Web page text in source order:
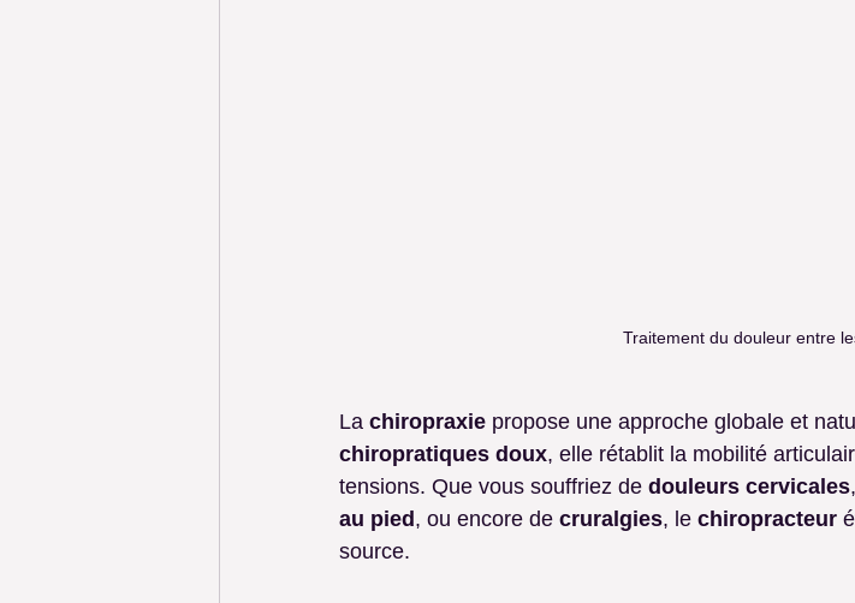
Traitement du douleur entre
La chiropraxie propose une approche globale et
chiropratiques doux, elle rétablit la mobilité
tensions. Que vous souffriez de douleurs cervicales
au pied , ou encore de cruralgies, le chiropracteur
source.